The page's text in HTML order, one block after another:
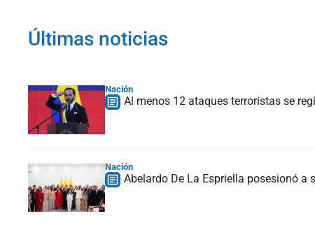
Últimas noticias
Nación
Al menos 12 ataques terroristas se
Nación
Abelardo De La Espriella posesionó a